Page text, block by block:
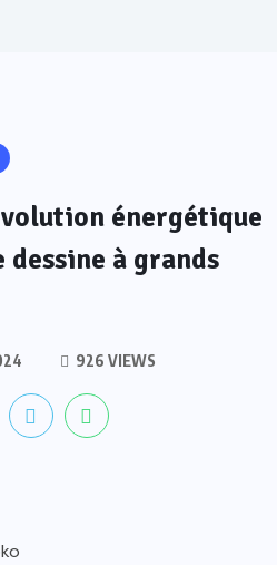
énergétique
à grands
926 VIEWS